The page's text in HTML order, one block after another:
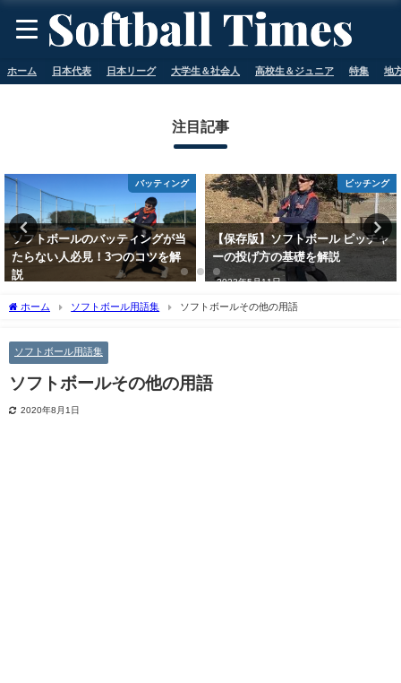
ホーム 日本代表 日本リーグ 大学生＆社会人 高校生＆ジュニア 特集 地
注目記事
バッティング
ソフトボールのバッティングが当
たらない人必見！3つのコツを解
説
ピッチング
【保存版】ソフトボール ピッチャ
ーの投げ方の基礎を解説
2023年5月11日
ホーム ソフトボール用語集 ソフトボールその他の用語
ソフトボール用語集
ソフトボールその他の用語
2020年8月1日